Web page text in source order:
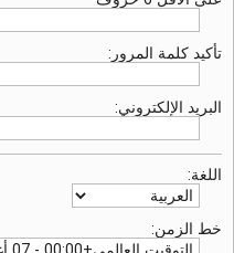
تأكيد كلمة المرور:
البريد الإلكتروني:
اللغة:
خط الزمن: